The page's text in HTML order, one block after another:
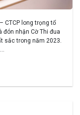
CTCP long trọng tổ
đón nhận Cờ Thi đua
sắc trong năm 2023.